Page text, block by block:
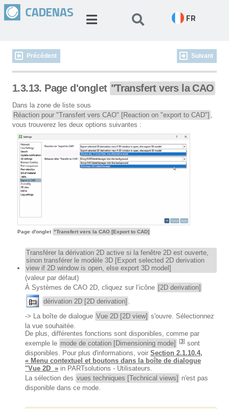
FR
Précédent Suivant
1.3.13. Page d'onglet "Transfert vers la CAO
Dans la zone de liste sous
Réaction pour "Transfert vers CAO" [Reaction on "export to CAD"] ,
vous trouverez les deux options suivantes :
Page d'onglet "Transfert vers la CAO [Export to CAD]
Transférer la dérivation 2D active si la fenêtre 2D est ouverte,
sinon transférer le modèle 3D [Export selected 2D derivation
view if 2D window is open, else export 3D model]
(valeur par défaut)
À Systèmes de CAO 2D, cliquez sur l’icône [2D derivation]
dérivation 2D [2D derivation]
-> La boîte de dialogue Vue 2D [2D view] s'ouvre. Sélectionnez
la vue souhaitée.
De plus, différentes fonctions sont disponibles, comme par
exemple le mode de cotation [Dimensioning mode] [3] sont
disponibles. Pour plus d'informations, voir Section 2.1.10.4,
« Menu contextuel et boutons dans la boîte de dialogue
"Vue 2D » in PARTsolutions - Utilisateurs.
La sélection des vues techniques [Technical views] n'est pas
disponible dans ce mode.